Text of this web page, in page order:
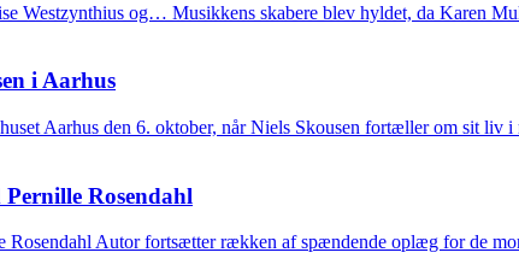
Westzynthius og… Musikkens skabere blev hyldet, da Karen
i Aarhus
Aarhus den 6. oktober, når Niels Skousen fortæller om sit liv
Rosendahl
Rosendahl Autor fortsætter rækken af spændende oplæg for de